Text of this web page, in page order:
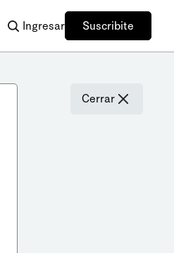
Ingresar Suscribite
Cerrar